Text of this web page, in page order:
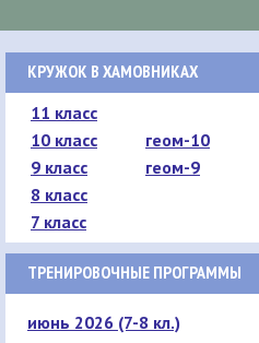
КРУЖОК В ХАМОВНИКАХ
11 класс
10 класс
геом-10
9 класс
геом-9
8 класс
7 класс
ТРЕНИРОВОЧНЫЕ ПРОГРАММЫ
июнь 2026 (7-8 кл.)